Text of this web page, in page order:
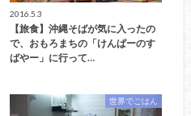
2016.5.3
【旅食】沖縄そばが気に入ったの
で、おもろまちの「けんぱーのす
ばやー」に行って…
世界でごはん